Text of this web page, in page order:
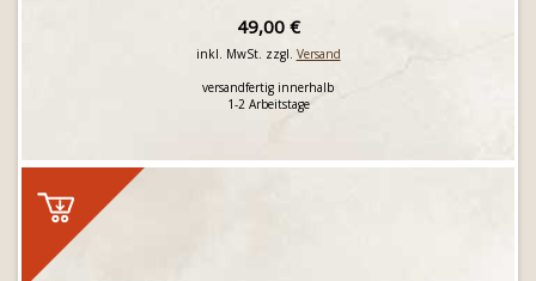
49,00 €
inkl. MwSt. zzgl. Versand
versandfertig innerhalb
1-2 Arbeitstage